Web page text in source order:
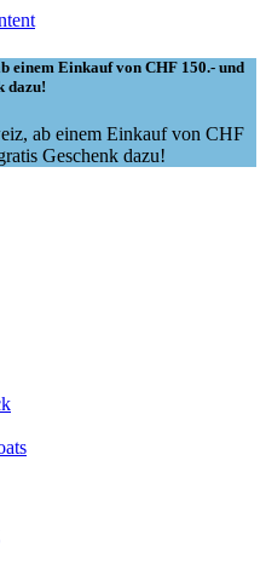
einem Einkauf von CHF 150.- und
dazu!
ab einem Einkauf von CHF
Geschenk dazu!